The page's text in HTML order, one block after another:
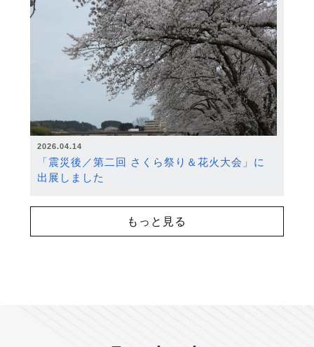
2026.04.14
「震災後／第二回 さくら祭り＆花火大会」に
出展しました
もっと見る